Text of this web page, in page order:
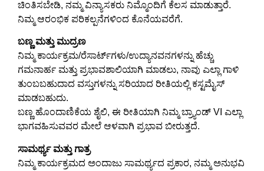
ಚಿಂತಿಸಬೇಡಿ, ನಮ್ಮ ವಿನ್ಯಾಸಕರು ನಿಮ್ಮೊಂದಿಗೆ ಕೆಲಸ ಮಾಡುತ್ತಾರೆ.
ನಿಮ್ಮ ಆರಂಭಿಕ ಪರಿಕಲ್ಪನೆಗಳಿಂದ ಕೊನೆಯವರೆಗೆ.
ಬಣ್ಣ ಮತ್ತು ಮುದ್ರಣ
ನಿಮ್ಮ ಕಾರ್ಯಕ್ರಮ/ರೆಸಾರ್ಟ್‌ಗಳು/ಉದ್ಯಾನವನಗಳನ್ನು ಹೆಚ್ಚು
ಗಮನಾರ್ಹ ಮತ್ತು ಪ್ರಭಾವಶಾಲಿಯಾಗಿ ಮಾಡಲು, ನಾವು ಎಲ್ಲಾ ಗಾಳಿ
ತುಂಬಬಹುದಾದ ವಸ್ತುಗಳನ್ನು ಸರಿಯಾದ ರೀತಿಯಲ್ಲಿ ಕಸ್ಟಮೈಸ್
ಮಾಡಬಹುದು.
ಬಣ್ಣ ಹೊಂದಾಣಿಕೆಯ ಶೈಲಿ, ಈ ರೀತಿಯಾಗಿ ನಿಮ್ಮ ಬ್ರ್ಯಾಂಡ್ VI ಎಲ್ಲಾ
ಭಾಗವಹಿಸುವವರ ಮೇಲೆ ಆಳವಾಗಿ ಪ್ರಭಾವ ಬೀರುತ್ತದೆ.
ಸಾಮರ್ಥ್ಯ ಮತ್ತು ಗಾತ್ರ
ನಿಮ್ಮ ಕಾರ್ಯಕ್ರಮದ ಅಂದಾಜು ಸಾಮರ್ಥ್ಯದ ಪ್ರಕಾರ, ನಮ್ಮ ಅನುಭವಿ